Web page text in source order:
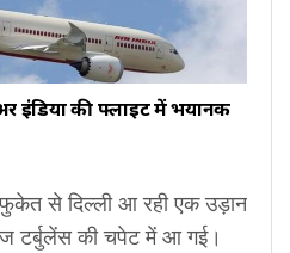
इंडिया की फ्लाइट में भयानक
से दिल्ली आ रही एक उड़ान
टर्बुलेंस की चपेट में आ गई।